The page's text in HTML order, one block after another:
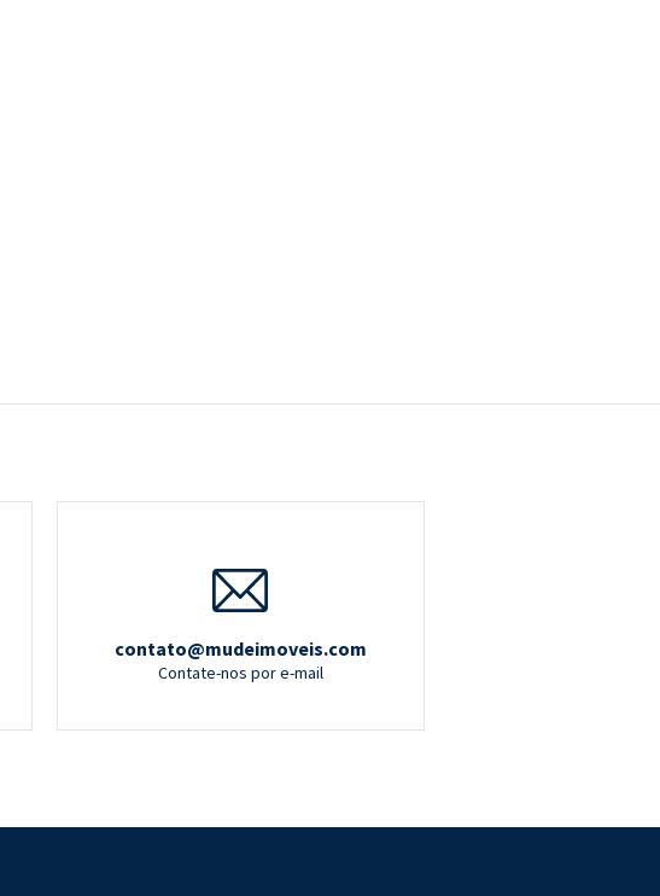
contato@mudeimoveis.com
Contate-nos por e-mail